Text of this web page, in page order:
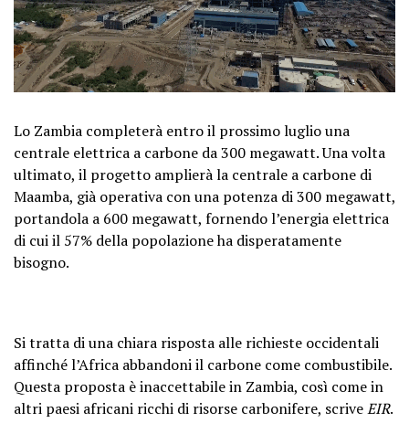
Lo Zambia completerà entro il prossimo luglio una
centrale elettrica a carbone da 300 megawatt. Una volta
ultimato, il progetto amplierà la centrale a carbone di
Maamba, già operativa con una potenza di 300 megawatt,
portandola a 600 megawatt, fornendo l’energia elettrica
di cui il 57% della popolazione ha disperatamente
bisogno.
Si tratta di una chiara risposta alle richieste occidentali
affinché l’Africa abbandoni il carbone come combustibile.
Questa proposta è inaccettabile in Zambia, così come in
altri paesi africani ricchi di risorse carbonifere, scriveEIR.